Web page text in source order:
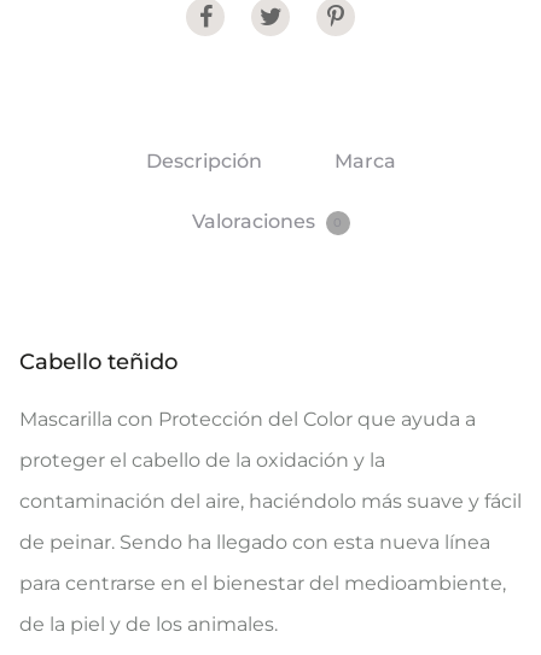
Share
Descripción Marca
Valoraciones
Cabello teñido
Mascarilla con Protección del Color que ayuda a
proteger el cabello de la oxidación y la
contaminación del aire, haciéndolo más suave y fácil
de peinar. Sendo ha llegado con esta nueva línea
para centrarse en el bienestar del medioambiente,
de la piel y de los animales.